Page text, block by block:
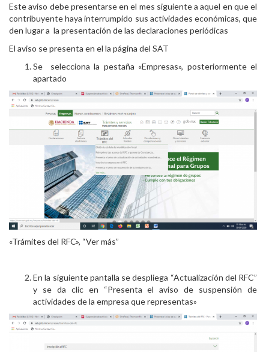
Este aviso debe presentarse en el mes siguiente a aquel en que el
contribuyente haya interrumpido sus actividades económicas, que
den lugar a la presentación de las declaraciones periódicas
El aviso se presenta en el la página del SAT
Se selecciona la pestaña «Empresas», posteriormente el
apartado
«Trámites del RFC», “Ver más”
En la siguiente pantalla se despliega “Actualización del RFC”
y se da clic en “Presenta el aviso de suspensión de
actividades de la empresa que representas»